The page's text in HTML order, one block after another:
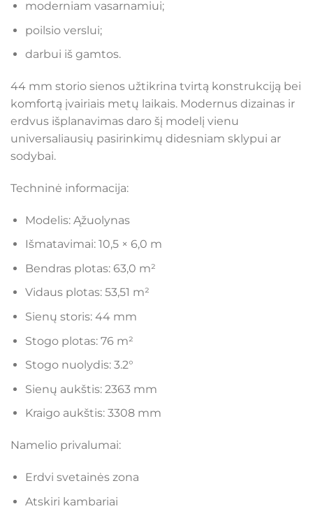
moderniam vasarnamiui;
poilsio verslui;
darbui iš gamtos.
44 mm storio sienos užtikrina tvirtą konstrukciją bei
komfortą įvairiais metų laikais. Modernus dizainas ir
erdvus išplanavimas daro šį modelį vienu
universaliausių pasirinkimų didesniam sklypui ar
sodybai.
Techninė informacija:
Modelis: Ąžuolynas
Išmatavimai: 10,5 × 6,0 m
Bendras plotas: 63,0 m²
Vidaus plotas: 53,51 m²
Sienų storis: 44 mm
Stogo plotas: 76 m²
Stogo nuolydis: 3.2°
Sienų aukštis: 2363 mm
Kraigo aukštis: 3308 mm
Namelio privalumai:
Erdvi svetainės zona
Atskiri kambariai